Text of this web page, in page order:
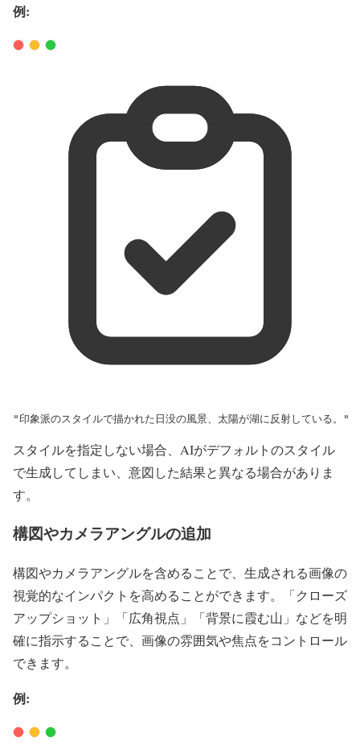
例:
"印象派のスタイルで描かれた日没の風景、太陽が湖に反射している。"
スタイルを指定しない場合、AIがデフォルトのスタイル
で生成してしまい、意図した結果と異なる場合がありま
す。
構図やカメラアングルの追加
構図やカメラアングルを含めることで、生成される画像の
視覚的なインパクトを高めることができます。「クローズ
アップショット」「広角視点」「背景に霞む山」などを明
確に指示することで、画像の雰囲気や焦点をコントロール
できます。
例: